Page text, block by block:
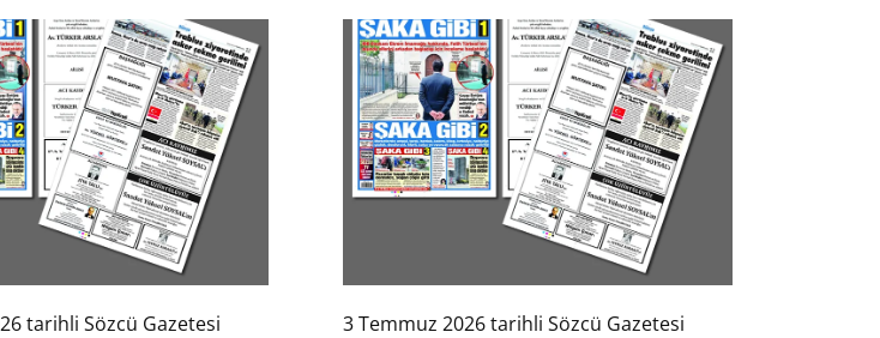
tarihli Sözcü Gazetesi
3 Temmuz 2026 tarihli Sözcü Gazetesi